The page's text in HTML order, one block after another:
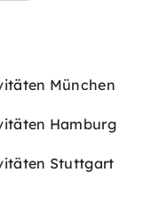
München
Hamburg
Stuttgart